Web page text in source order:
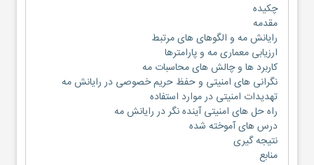
چکیده
مقدمه
رایانش مه و الگوهای های مرتبط
ارزیابی معماری مه و پارامترها
کاربرد ها و چالش های محاسبات مه
نگرانی های امنیتی و حفظ حریم خصوصی در رایانش مه
تهدیدات امنیتی در موارد استفاده
راه حل های امنیتی آینده نگر در رایانش مه
درس های آموخته شده
نتیجه گیری
منابع